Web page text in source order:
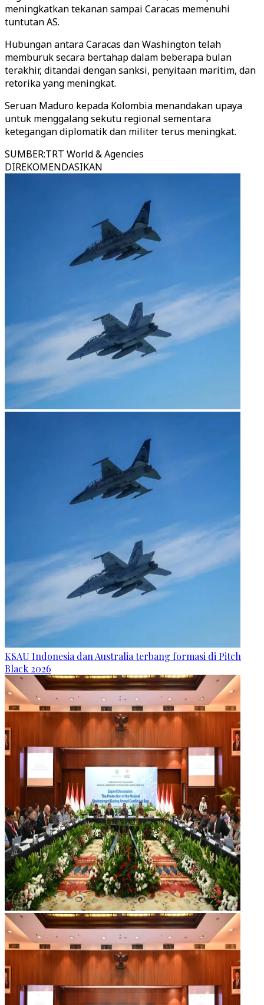
meningkatkan tekanan sampai Caracas memenuhi
tuntutan AS.
Hubungan antara Caracas dan Washington telah
memburuk secara bertahap dalam beberapa bulan
terakhir, ditandai dengan sanksi, penyitaan maritim, dan
retorika yang meningkat.
Seruan Maduro kepada Kolombia menandakan upaya
untuk menggalang sekutu regional sementara
ketegangan diplomatik dan militer terus meningkat.
SUMBER:TRT World & Agencies
DIREKOMENDASIKAN
KSAU Indonesia dan Australia terbang formasi di Pitch
Black 2026